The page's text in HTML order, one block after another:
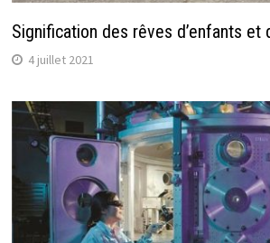
Signification des rêves d’enfants
4 juillet 2021